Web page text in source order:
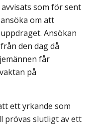
som för sent
om att
Ansökan
den dag då
får
på
ett yrkande som
prövas slutligt av ett